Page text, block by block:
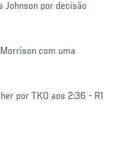
por decisão
com uma
por TKO aos 2:36 - R1